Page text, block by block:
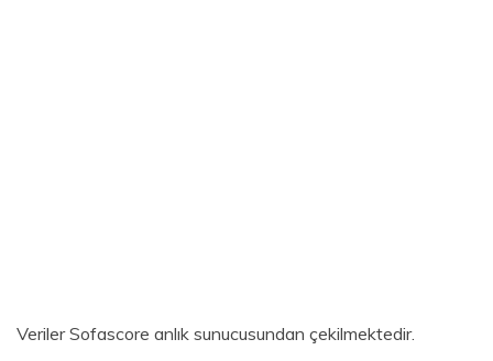
VerilerSofascore anlık sunucusundan çekilmektedir.